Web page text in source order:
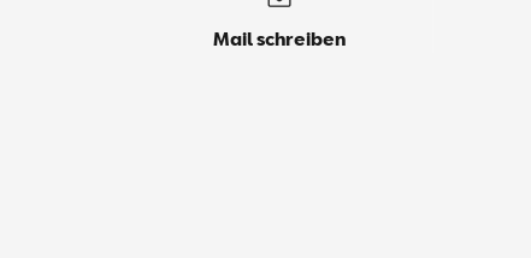
Mail schreiben